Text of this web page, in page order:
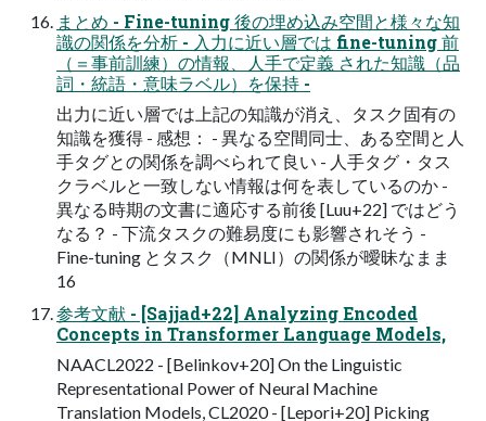
まとめ - Fine-tuning 後の埋め込み空間と様々な知
識の関係を分析 - 入力に近い層では fine-tuning 前
（＝事前訓練）の情報、人手で定義 された知識（品
詞・統語・意味ラベル）を保持 -
出力に近い層では上記の知識が消え、タスク固有の
知識を獲得 - 感想： - 異なる空間同士、ある空間と人
手タグとの関係を調べられて良い - 人手タグ・タス
クラベルと一致しない情報は何を表しているのか -
異なる時期の文書に適応する前後 [Luu+22] ではどう
なる？ - 下流タスクの難易度にも影響されそう -
Fine-tuning とタスク（MNLI）の関係が曖昧なまま
16
参考文献 - [Sajjad+22] Analyzing Encoded
Concepts in Transformer Language Models,
NAACL2022 - [Belinkov+20] On the Linguistic
Representational Power of Neural Machine
Translation Models, CL2020 - [Lepori+20] Picking